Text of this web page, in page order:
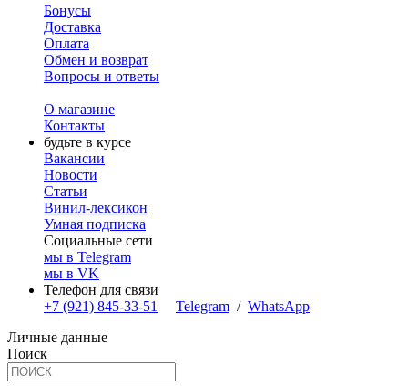
Бонусы
Доставка
Оплата
Обмен и возврат
Вопросы и ответы
О магазине
Контакты
будьте в курсе
Вакансии
Новости
Статьи
Винил-лексикон
Умная подписка
Социальные сети
мы в Telegram
мы в VK
Телефон для связи
+7 (921) 845-33-51
Telegram / WhatsApp
Личные данные
Поиск